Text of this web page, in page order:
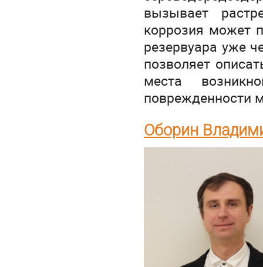
вызывает
коррозия может
резервуара уже
позволяет
места
поврежденности
Оборин